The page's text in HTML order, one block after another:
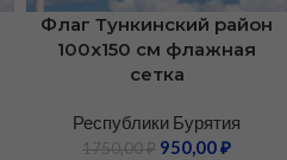
Флаг Тункинский район
100х150 см флажная
сетка
Республики Бурятия
1750,00₽ 950,00₽